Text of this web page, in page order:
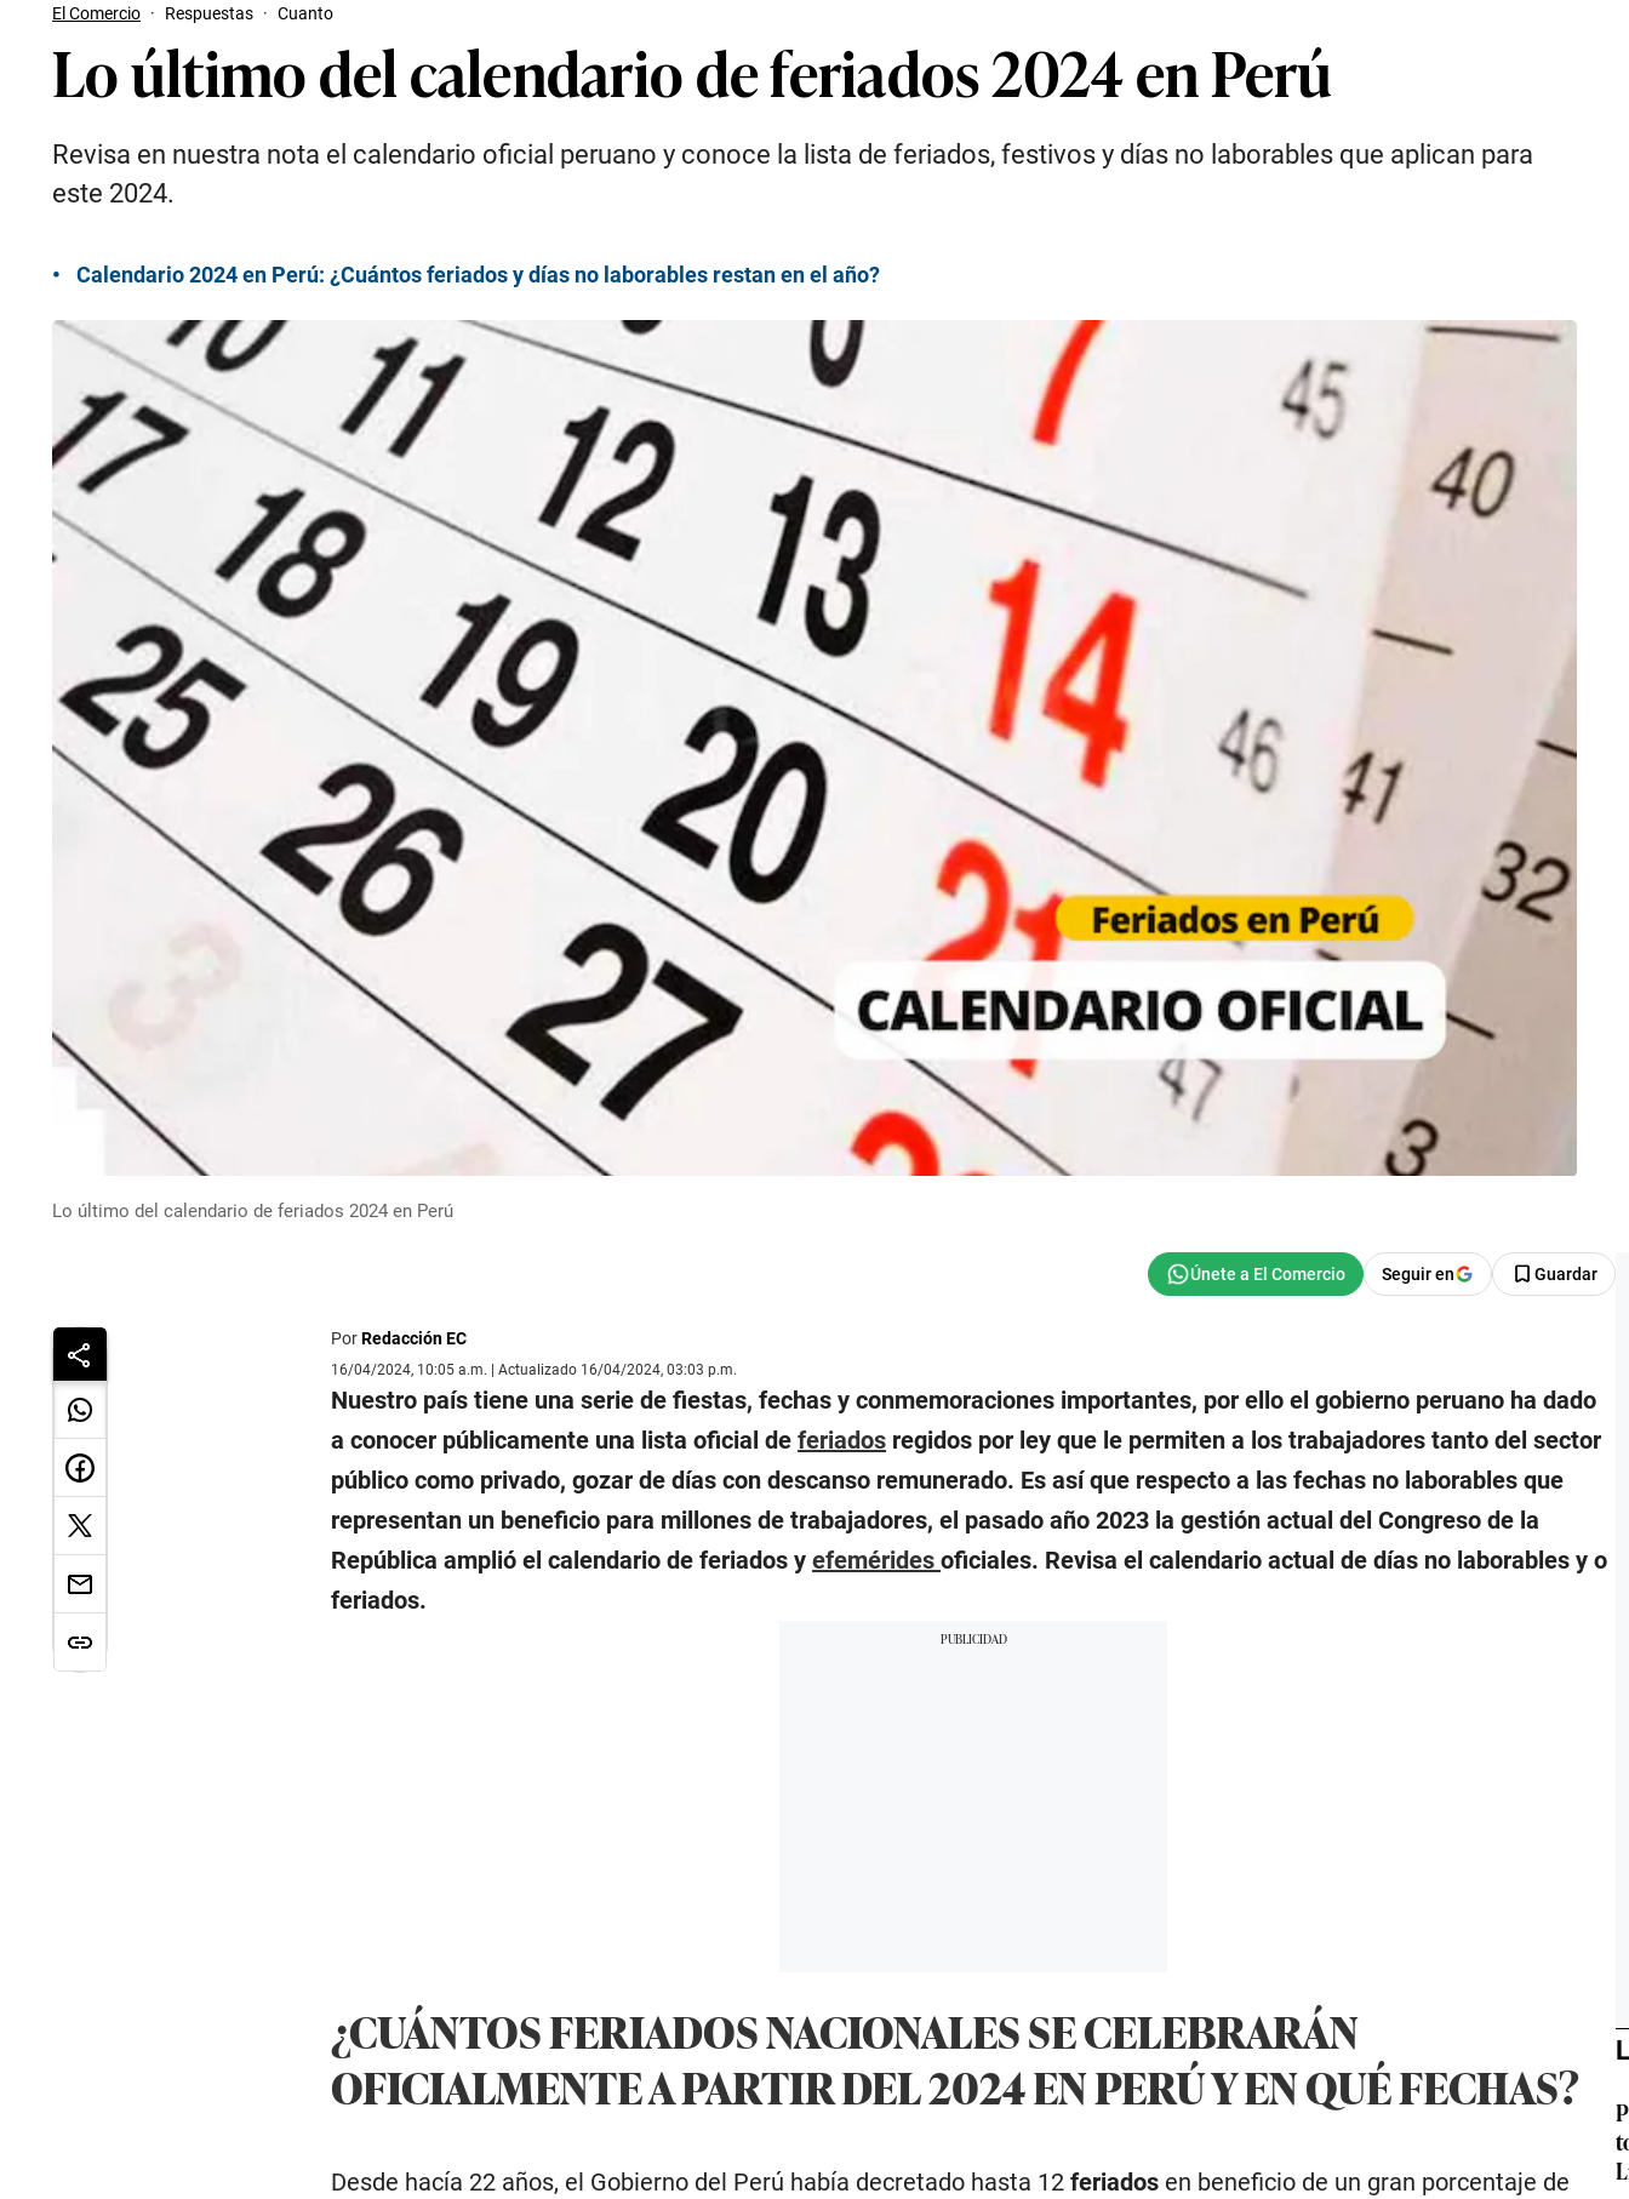
El Comercio · Respuestas · Cuanto
Lo último del calendario de feriados 2024 en Perú
Revisa en nuestra nota el calendario oficial peruano y conoce la lista de feriados, festivos y días no laborables que aplican para
este 2024.
Calendario 2024 en Perú: ¿Cuántos feriados y días no laborables restan en el año?
Lo último del calendario de feriados 2024 en Perú
Seguir en Guardar
PorRedacción EC
16/04/2024, 10:05 a.m. | Actualizado 16/04/2024, 03:03 p.m.
Nuestro país tiene una serie de fiestas, fechas y conmemoraciones importantes, por ello el gobierno peruano ha dado
a conocer públicamente una lista oficial deferiados regidos por ley que le permiten a los trabajadores tanto del sector
público como privado, gozar de días con descanso remunerado. Es así que respecto a las fechas no laborables que
representan un beneficio para millones de trabajadores, el pasado año 2023 la gestión actual del Congreso de la
República amplió el calendario de feriados yefeméridesoficiales. Revisa el calendario actual de días no laborables y o
feriados.
¿CUÁNTOS FERIADOS NACIONALES SE CELEBRARÁN
OFICIALMENTE A PARTIR DEL 2024 EN PERÚ Y EN QUÉ FECHAS?
Desde hacía 22 años, el Gobierno del Perú había decretado hasta 12feriados en beneficio de un gran porcentaje de